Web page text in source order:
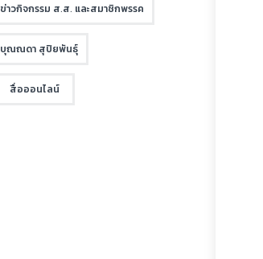
ข่าวกิจกรรม ส.ส. และสมาชิกพรรค
บุณณดา สุปิยพันธุ์
สื่อออนไลน์